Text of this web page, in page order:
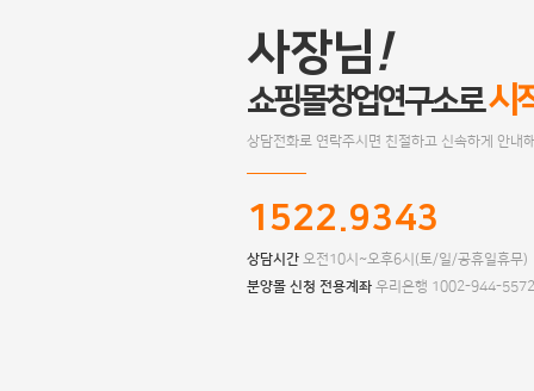
사장님!
쇼핑몰창업연구소로시
상담전화로 연락주시면 친절하고 신속하게 안내
1522.9343
상담시간오전10시~오후6시(토/일/공휴일휴무)
분양몰 신청 전용계좌우리은행 1002-944-